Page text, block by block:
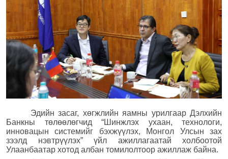
Эдийн засаг, хөгжлийн яамны урилгаар Дэлхийн
Банкны төлөөлөгчид “Шинжлэх ухаан, технологи,
инновацын системийг бэхжүүлэх, Монгол Улсын зах
зээлд нэвтрүүлэх” үйл ажиллагаатай холбоотой
Улаанбаатар хотод албан томилолтоор ажиллаж байна.